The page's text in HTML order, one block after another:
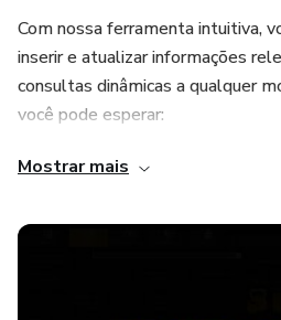
Com nossa ferramenta intuitiva,
inserir e atualizar informações
consultas dinâmicas a qualquer
você pode esperar:
Dashboard Abrangente:
Um painel visual dinâmico
Mostrar mais